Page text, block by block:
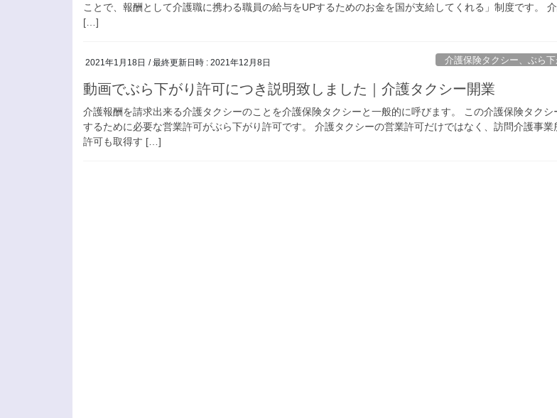
ことで、報酬として介護職に携わる職員の給与をUPするためのお金を国が支給してくれる」制度です。
[…]
2021年1月18日 / 最終更新日時 : 2021年12月8日 介護保険タクシー、ぶら
動画でぶら下がり許可につき説明致しました｜介護タクシー開業
介護報酬を請求出来る介護タクシーのことを介護保険タクシーと一般的に呼びます。 この介護保険タクシ
するために必要な営業許可がぶら下がり許可です。 介護タクシーの営業許可だけではなく、訪問介護事業
許可も取得す […]